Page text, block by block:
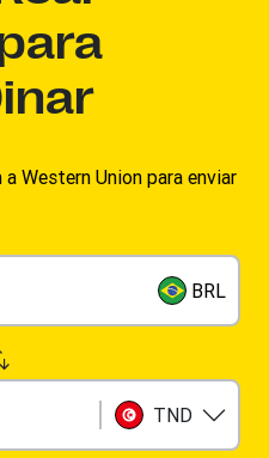
Western Union para enviar
BRL
TND